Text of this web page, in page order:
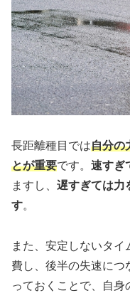
長距離種目では自分の
とが重要です。 速すぎ
ますし、 遅すぎては力
す。
また、安定しないタ
費し、後半の失速に
っておくことで、自